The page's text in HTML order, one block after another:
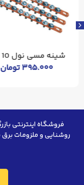
شینه مسی نول 10 پیچ
۳۹۵.۰۰۰تومان
فروشگاه اینترنتی